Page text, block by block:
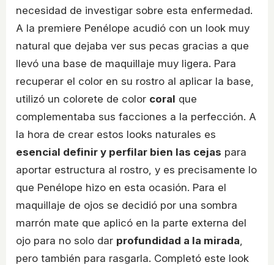
necesidad de investigar sobre esta enfermedad.
A la premiere Penélope acudió con un look muy
natural que dejaba ver sus pecas gracias a que
llevó una base de maquillaje muy ligera. Para
recuperar el color en su rostro al aplicar la base,
utilizó un colorete de color coral que
complementaba sus facciones a la perfección. A
la hora de crear estos looks naturales es
esencial definir y perfilar bien las cejas para
aportar estructura al rostro, y es precisamente lo
que Penélope hizo en esta ocasión. Para el
maquillaje de ojos se decidió por una sombra
marrón mate que aplicó en la parte externa del
ojo para no solo dar profundidad a la mirada,
pero también para rasgarla. Completó este look